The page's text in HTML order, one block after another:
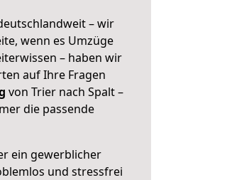
– wir
wenn es Umzüge
– haben wir
auf Ihre Fragen
von Trier nach Spalt –
die passende
ein gewerblicher
und stressfrei